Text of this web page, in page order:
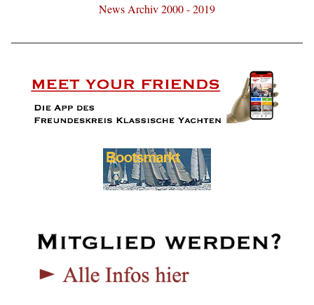
News Archiv 2000 - 2019